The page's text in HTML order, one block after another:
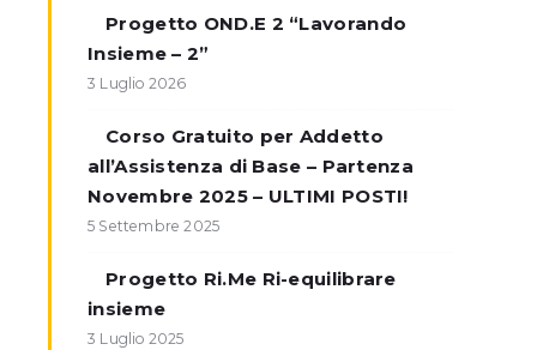
Progetto OND.E 2 “Lavorando
Insieme – 2”
3 Luglio 2026
Corso Gratuito per Addetto
all’Assistenza di Base – Partenza
Novembre 2025 – ULTIMI POSTI!
5 Settembre 2025
Progetto Ri.Me Ri-equilibrare
insieme
3 Luglio 2025